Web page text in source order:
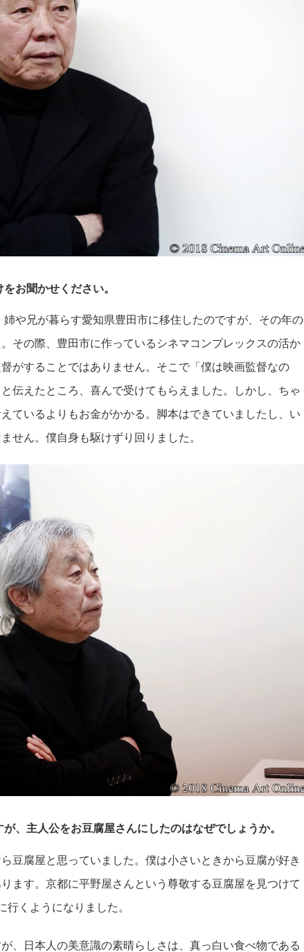
お聞かせください。
や兄が暮らす愛知県豊田市に移住したのですが、その年の
その際、豊田市に作っているシネマコンプレックスの活か
がすることではありません。そこで「僕は映画監督なの
伝えたところ、喜んで受けてもらえました。しかし、ちゃ
ているよりもお金がかかる。脚本はできていましたし、い
せん。僕自身も駆けずり回りました。
、主人公をお豆腐屋さんにしたのはなぜでしょうか。
豆腐屋と思っていました。僕は小さいときから豆腐が好き
ます。京都に平野屋さんという尊敬する豆腐屋を見つけて
くようになりました。
、日本人の美意識の素晴らしさは、真っ白い食べ物である